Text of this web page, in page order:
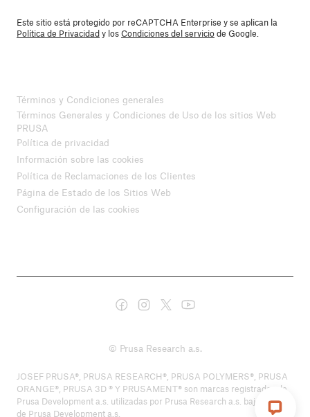
Este sitio está protegido por reCAPTCHA Enterprise y se aplican la
Política de Privacidady losCondiciones del serviciode Google.
Términos y Condiciones generales
Términos Generales y Condiciones de Uso de los sitios Web
PRUSA
Política de privacidad
Información sobre las cookies
Política de Reclamaciones de los Clientes
Página de Estado de los Sitios Web
Configuración de las cookies
© Prusa Research a.s.
JOSEF PRUSA®, PRUSA RESEARCH®, PRUSA POLYMERS®, PRUSA
ORANGE®, PRUSA 3D ® Y PRUSAMENT® son marcas registradas de
Prusa Development a.s. utilizadas por Prusa Research a.s. bajo licencia
de Prusa Development a.s.